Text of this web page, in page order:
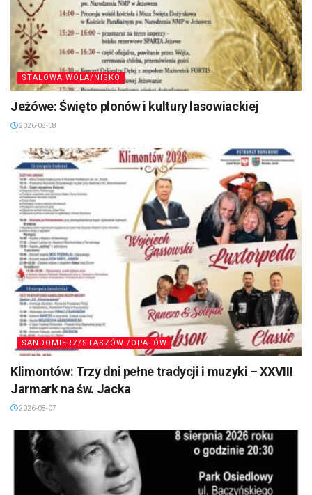
STALOWA WOLA/NISKO
Jeżówe: Święto plonów i kultury lasowiackiej
2026-08-08
SANDOMIERZ/STASZÓW /OPATÓW
Klimontów: Trzy dni pełne tradycji i muzyki – XXVIII
Jarmark na św. Jacka
2026-08-07